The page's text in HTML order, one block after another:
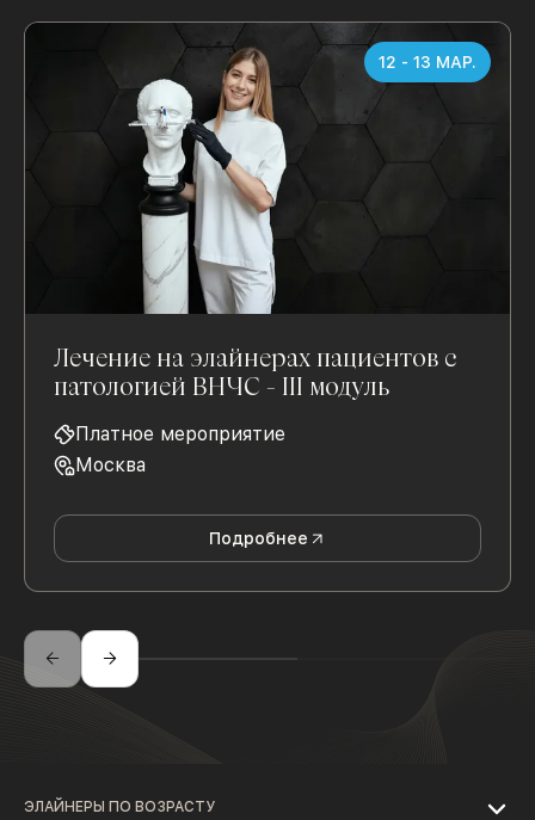
12 - 13 МАР.
Лечение на элайнерах пациентов с
патологией ВНЧС - III модуль
Платное мероприятие
Москва
Подробнее
ЭЛАЙНЕРЫ ПО ВОЗРАСТУ